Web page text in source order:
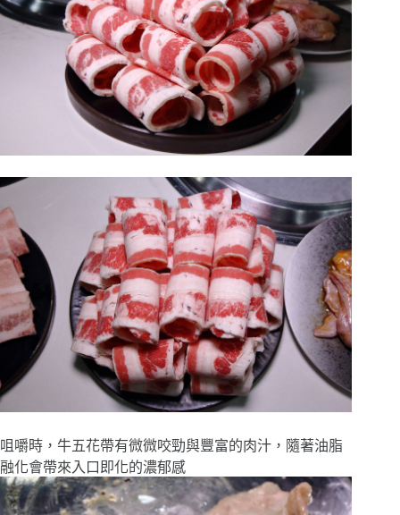
咀嚼時，牛五花帶有微微咬勁與豐富的肉汁，隨著油脂
融化會帶來入口即化的濃郁感